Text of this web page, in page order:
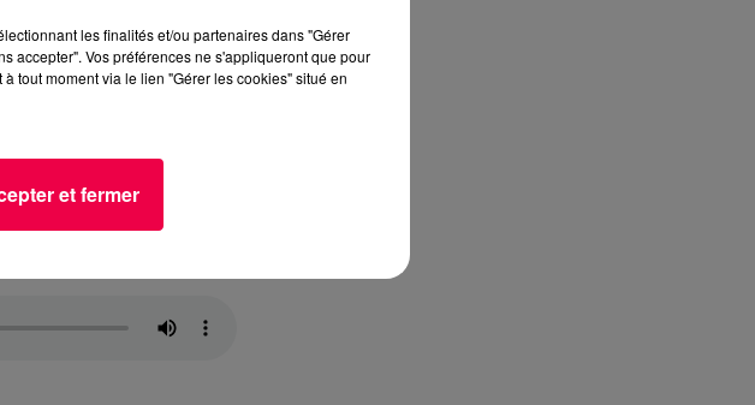
les finalités et/ou partenaires dans "Gérer
accepter". Vos préférences ne s'appliqueront que pour
tout moment via le lien "Gérer les cookies" situé en
et fermer